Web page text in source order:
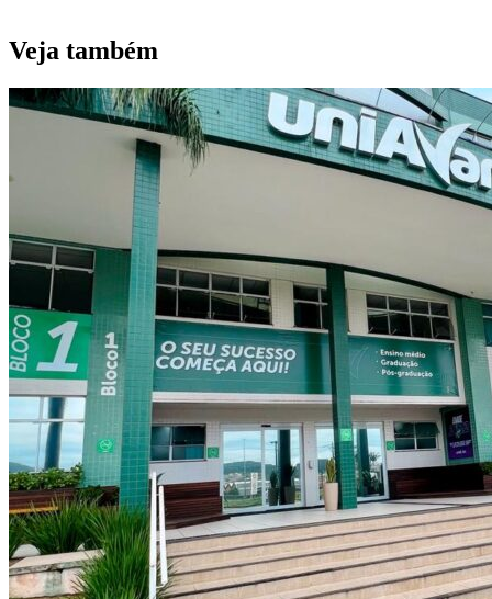
Veja também